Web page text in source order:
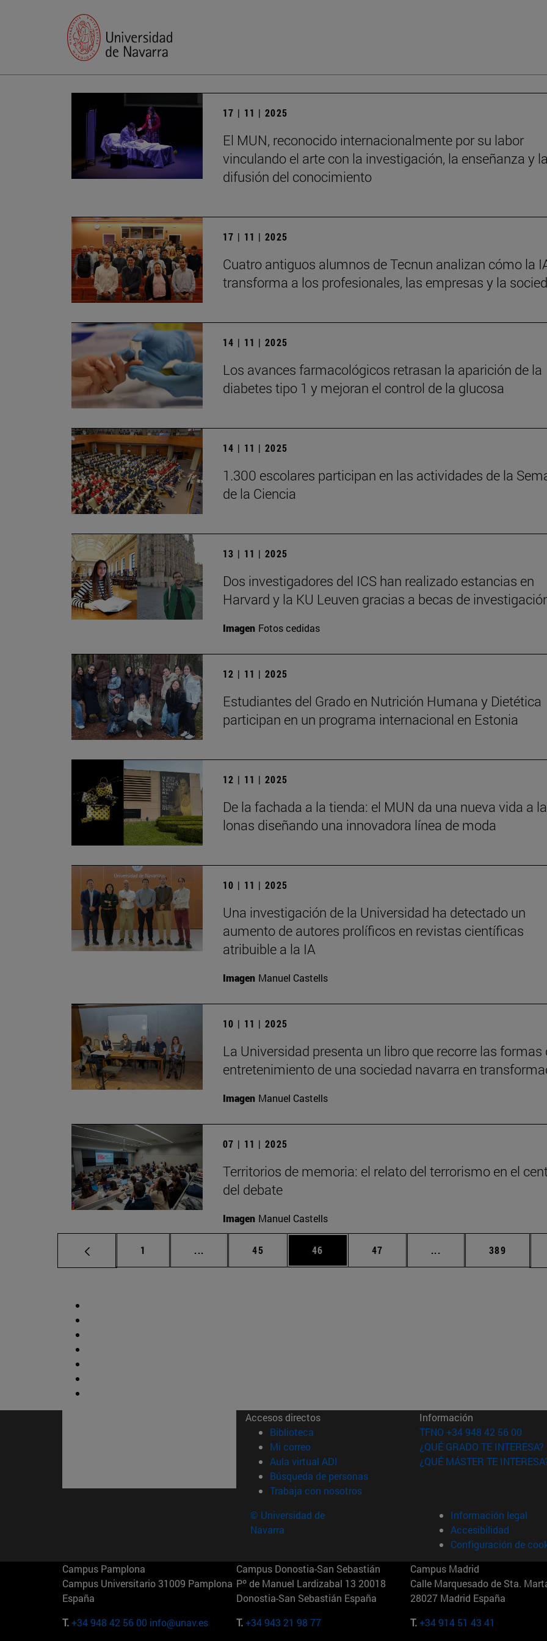
17 | 11 | 2025
El MUN, reconocido internacionalmente por su labor
vinculando el arte con la investigación, la enseñanza y
difusión del conocimiento
17 | 11 | 2025
Cuatro antiguos alumnos de Tecnun analizan cómo la
transforma a los profesionales, las empresas y la
14 | 11 | 2025
Los avances farmacológicos retrasan la aparición de la
diabetes tipo 1 y mejoran el control de la glucosa
14 | 11 | 2025
1.300 escolares participan en las actividades de la
de la Ciencia
13 | 11 | 2025
Dos investigadores del ICS han realizado estancias en
Harvard y la KU Leuven gracias a becas de
Imagen Fotos cedidas
12 | 11 | 2025
Estudiantes del Grado en Nutrición Humana y Dietética
participan en un programa internacional en Estonia
12 | 11 | 2025
De la fachada a la tienda: el MUN da una nueva vida a
lonas diseñando una innovadora línea de moda
10 | 11 | 2025
Una investigación de la Universidad ha detectado un
aumento de autores prolíficos en revistas científicas
atribuible a la IA
Imagen Manuel Castells
10 | 11 | 2025
La Universidad presenta un libro que recorre las formas
entretenimiento de una sociedad navarra en
Imagen Manuel Castells
07 | 11 | 2025
Territorios de memoria: el relato del terrorismo en el
del debate
Imagen Manuel Castells
Página
1 ... Páginas intermedias Use TAB para desplazarse.
Página
45 Página
46 Página
47 ... Páginas intermedias
Página
389
Accesos directos
Biblioteca (abre en nueva ventana)
Mi correo(abre en nueva ventana)
Aula virtual ADI (abre en nueva ventana)
Búsqueda de personas(abre en nueva ventana)
Trabaja con nosotros(abre en nueva ventana)
Información
TFNO +34 948 42 56 00
¿QUÉ GRADO TE INTERESA?
¿QUÉ MÁSTER TE
© Universidad de
Navarra
Información legal
Accesibilidad
Configuración de
Campus Pamplona
Campus Universitario 31009 Pamplona
España
T.+34 948 42 56 00 info@unav.es
Campus Donostia-San Sebastián
Pº de Manuel Lardizabal 13 20018
Donostia-San Sebastián España
T.+34 943 21 98 77
Campus Madrid
Calle Marquesado de Sta.
28027 Madrid España
T.+34 914 51 43 41